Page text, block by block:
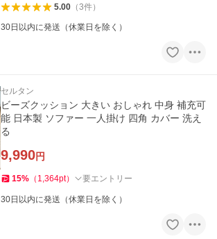
5.00（3件）
30日以内に発送（休業日を除く）
セルタン
ビーズクッション 大きい おしゃれ 中身 補充可
能 日本製 ソファー 一人掛け 四角 カバー 洗え
る
9,990円
15% （ 1,364pt） 要エントリー
30日以内に発送（休業日を除く）